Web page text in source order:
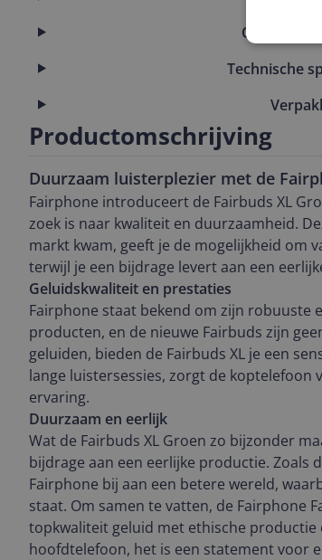
Overige
Technische
Productomschrijving
Duurzaam luisterplezier met de
Fairphone introduceert de Fairbuds XL
zoek is naar kwaliteit en duurzaamheid.
markt kwam, geeft je de mogelijkheid om
terwijl je een bijdrage levert aan een
Geluidskwaliteit en prestaties
Fairphone staat bekend om zijn robuuste
producten, en de nieuwe Fairbuds zijn
geluiden, bieden de Fairbuds XL je een
lange luistersessies, zorgt de
ervaring.
Duurzaam en eerlijk
Wat de Fairbuds XL Groen zo bijzonder
bijdrage aan een eerlijke productie. Zoals
Fairphone bij aan een betere wereld,
staat. Om samen te vatten, de Fairphone
topkwaliteit geluid met ethische productie
hoofdtelefoon, het is een statement voor